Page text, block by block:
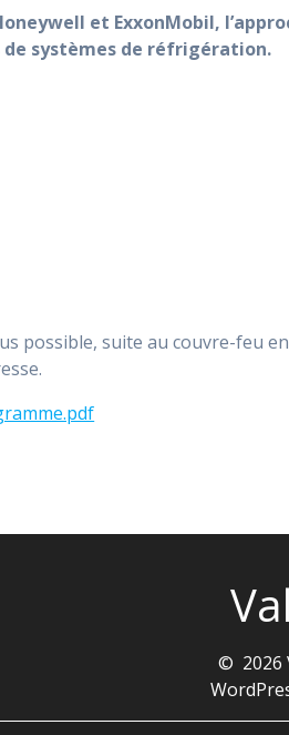
et ExxonMobil,
systèmes de réfrigération.
possible, suite au couvre-feu
© 2026